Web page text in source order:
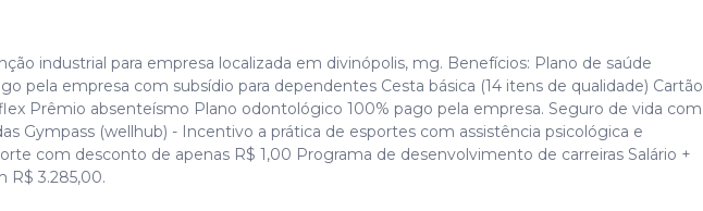
industrial para empresa localizada em divinópolis, mg. Benefícios: Plano de saúde
pela empresa com subsídio para dependentes Cesta básica (14 itens de qualidade) Cartão
Prêmio absenteísmo Plano odontológico 100% pago pela empresa. Seguro de vida com
Gympass (wellhub) - Incentivo a prática de esportes com assistência psicológica e
com desconto de apenas R$ 1,00 Programa de desenvolvimento de carreiras Salário +
R$ 3.285,00.